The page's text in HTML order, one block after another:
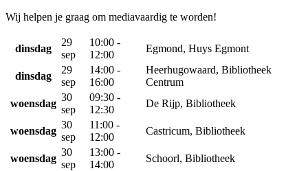
Wij helpen je graag om mediavaardig te worden!
dinsdag
29
sep
10:00 -
12:00
Egmond, Huys Egmont
dinsdag
29
sep
14:00 -
16:00
Heerhugowaard, Bibliotheek
Centrum
woensdag
30
sep
09:30 -
12:30
De Rijp, Bibliotheek
woensdag
30
sep
11:00 -
12:00
Castricum, Bibliotheek
woensdag
30
sep
13:00 -
14:00
Schoorl, Bibliotheek